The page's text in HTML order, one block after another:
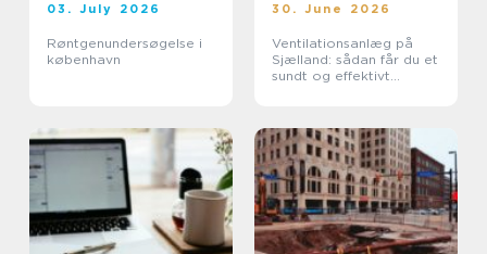
03. July 2026
Røntgenundersøgelse i
københavn
30. June 2026
Ventilationsanlæg på
Sjælland: sådan får du et
sundt og effektivt